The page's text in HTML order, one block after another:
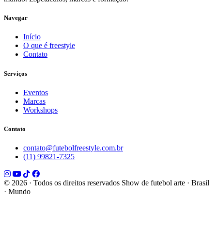
Navegar
Início
O que é freestyle
Contato
Serviços
Eventos
Marcas
Workshops
Contato
contato@futebolfreestyle.com.br
(11) 99821-7325
© 2026 · Todos os direitos reservados Show de futebol arte · Brasil
· Mundo